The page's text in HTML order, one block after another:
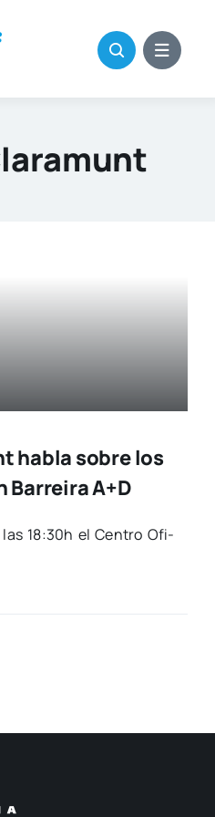
habla sobre los
Barreira A+D
las 18:30h el Cen­tro Ofi­